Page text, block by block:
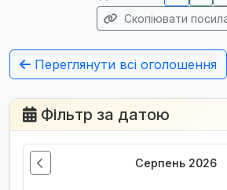
Скопіювати
Переглянути всі оголошення
Фільтр за датою
Серпень 2026